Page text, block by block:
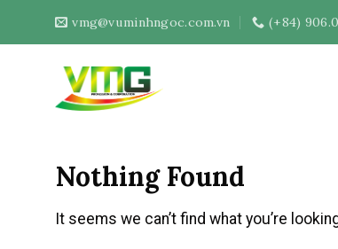
vmg@vuminhngoc.com.vn (+84)
Nothing Found
It seems we can’t find what you’re